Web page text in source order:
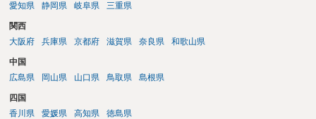
愛知県
静岡県 岐阜県 三重県
関西
大阪府
兵庫県 京都府 滋賀県 奈良県 和歌山県
中国
広島県
岡山県 山口県 鳥取県 島根県
四国
香川県
愛媛県 高知県 徳島県